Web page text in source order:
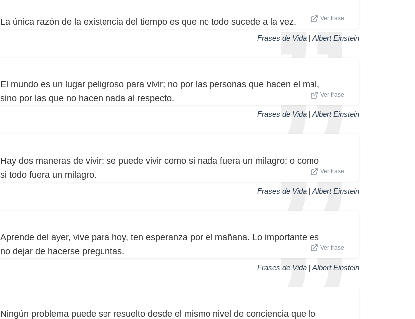
La única razón de la existencia del tiempo es que no todo sucede a la vez. Ver frase
Frases de Vida | Albert Einstein
El mundo es un lugar peligroso para vivir; no por las personas que hacen el mal,
sino por las que no hacen nada al respecto.
Ver frase
Frases de Vida | Albert Einstein
Hay dos maneras de vivir: se puede vivir como si nada fuera un milagro; o como
si todo fuera un milagro.
Ver frase
Frases de Vida | Albert Einstein
Aprende del ayer, vive para hoy, ten esperanza por el mañana. Lo importante es
no dejar de hacerse preguntas.
Ver frase
Frases de Vida | Albert Einstein
Ningún problema puede ser resuelto desde el mismo nivel de conciencia que lo